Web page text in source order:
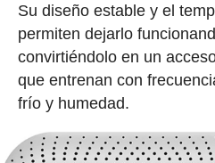
Su diseño estable y el
permiten dejarlo
convirtiéndolo en un
que entrenan con
frío y humedad.